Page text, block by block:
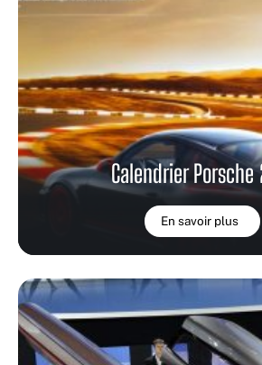
Calendrier Porsche
En savoir plus